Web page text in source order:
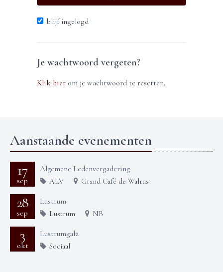
blijf ingelogd
Je wachtwoord vergeten?
Klik hier om je wachtwoord te resetten.
Aanstaande evenementen
17
sep
Algemene Ledenvergadering
ALV Grand Café de Walrus
28
sep
Lustrum
Lustrum NB
3
okt
Lustrumgala
Sociaal